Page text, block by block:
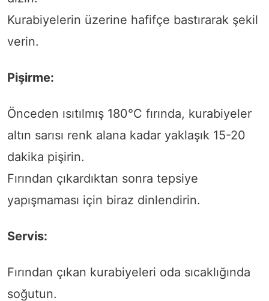
Kurabiyelerin üzerine hafifçe bastırarak şekil
verin.
Pişirme:
Önceden ısıtılmış 180°C fırında, kurabiyeler
altın sarısı renk alana kadar yaklaşık 15-20
dakika pişirin.
Fırından çıkardıktan sonra tepsiye
yapışmaması için biraz dinlendirin.
Servis:
Fırından çıkan kurabiyeleri oda sıcaklığında
soğutun.